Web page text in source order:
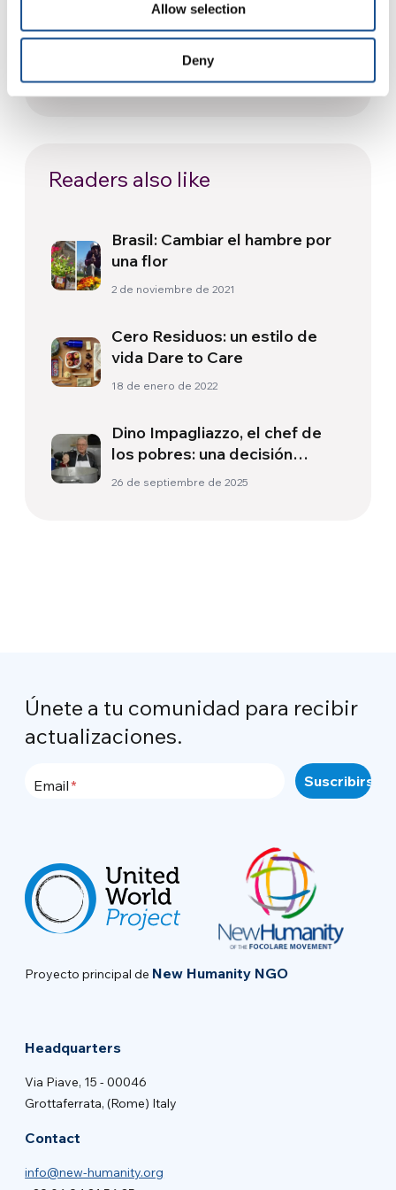
Allow selection
Deny
Festival Re-Imaginar la Paz, un
himno a la paz desde Florencia
24 de julio de 2026
Readers also like
Brasil: Cambiar el hambre por
una flor
2 de noviembre de 2021
Cero Residuos: un estilo de
vida Dare to Care
18 de enero de 2022
Dino Impagliazzo, el chef de
los pobres: una decisión
radical de un hombre común y
26 de septiembre de 2025
Únete a tu comunidad para recibir
actualizaciones.
Email
Proyecto principal de New Humanity NGO
Headquarters
Via Piave, 15 - 00046
Grottaferrata, (Rome) Italy
Contact
info@new-humanity.org